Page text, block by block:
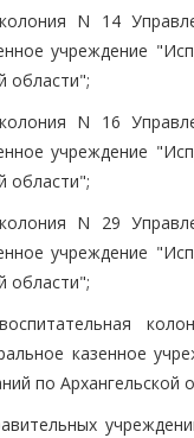
N 14
учреждение
области";
N 16
учреждение
области";
N 29
учреждение
области";
казенное
по Архангельской